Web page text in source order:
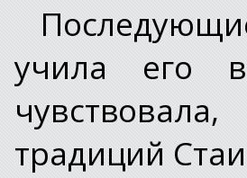
учила его
традиций